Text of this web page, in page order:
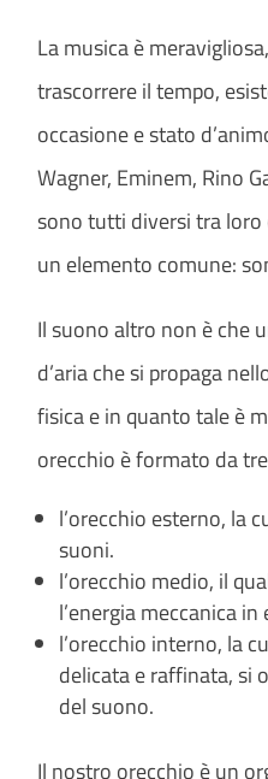
La musica è
trascorrere il tempo,
occasione e stato
Wagner, Eminem, Rino
sono tutti diversi tra
un elemento comune:
Il suono altro non è che
d’aria che si propaga
fisica e in quanto tale è
orecchio è formato da
l’orecchio esterno, la
suoni.
l’orecchio medio, il
l’energia meccanica
l’orecchio interno, la
delicata e raffinata, si
del suono.
Il nostro orecchio è un